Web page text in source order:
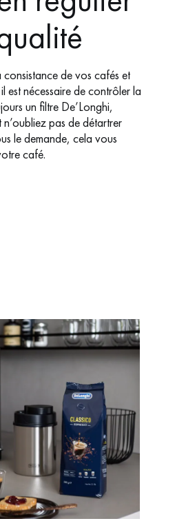
consistance de vos cafés et
est nécessaire de contrôler la
un filtre De’Longhi,
pas de détartrer
le demande, cela vous
café.